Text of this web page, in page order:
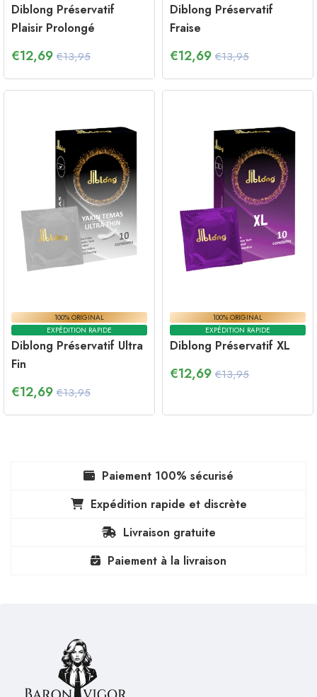
Diblong Préservatif
Plaisir Prolongé
€12,69 €13,95
Diblong Préservatif
Fraise
€12,69 €13,95
100% ORIGINAL
EXPÉDITION RAPIDE
Diblong Préservatif Ultra
Fin
€12,69 €13,95
100% ORIGINAL
EXPÉDITION RAPIDE
Diblong Préservatif XL
€12,69 €13,95
Paiement 100% sécurisé
Expédition rapide et discrète
Livraison gratuite
Paiement à la livraison